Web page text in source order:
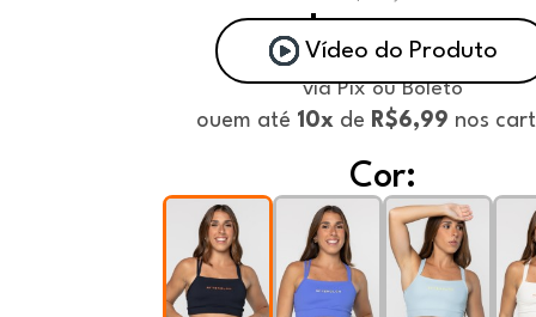
Vídeo do Produto
R$ 62,90
via Pix ou Boleto
ouem até 10xde R$6,99 nos
Cor: